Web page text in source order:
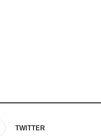
TWITTER